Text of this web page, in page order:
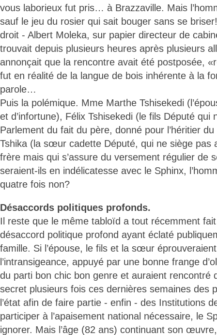
vous laborieux fut pris… à Brazzaville. Mais
sauf le jeu du rosier qui sait bouger sans se
droit - Albert Moleka, sur papier directeur de
trouvait depuis plusieurs heures après plusieurs
annonçait que la rencontre avait été postposée,
fut en réalité de la langue de bois inhérente à la
parole…
Puis la polémique. Mme Marthe Tshisekedi
et d’infortune), Félix Tshisekedi (le fils Député qui
Parlement du fait du père, donné pour l’héritier
Tshika (la sœur cadette Député, qui ne siège pas
frère mais qui s’assure du versement régulier de
seraient-ils en indélicatesse avec le Sphinx,
quatre fois non?
Désaccords politiques profonds.
Il reste que le même tabloïd a tout récemment
désaccord politique profond ayant éclaté
famille. Si l’épouse, le fils et la sœur
l’intransigeance, appuyé par une bonne frange
du parti bon chic bon genre et auraient rencontré
secret plusieurs fois ces dernières semaines des
l’état afin de faire partie - enfin - des Institutions
participer à l’apaisement national nécessaire, le
ignorer. Mais l’âge (82 ans) continuant son